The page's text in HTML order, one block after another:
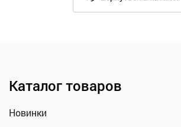
Каталог товаров
Новинки